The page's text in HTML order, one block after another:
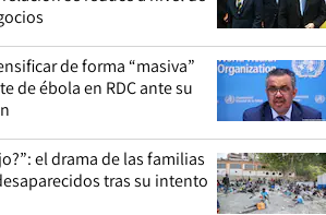
de forma “masiva”
de ébola en RDC ante su
el drama de las familias
tras su intento